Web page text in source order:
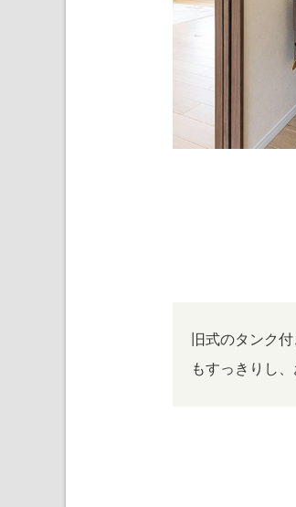
旧式のタンク
もすっきりし